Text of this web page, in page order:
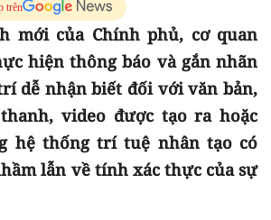
trên
mới của Chính phủ, cơ quan
hiện thông báo và gắn nhãn
dễ nhận biết đối với văn bản,
video được tạo ra hoặc
hệ thống trí tuệ nhân tạo có
lẫn về tính xác thực của sự